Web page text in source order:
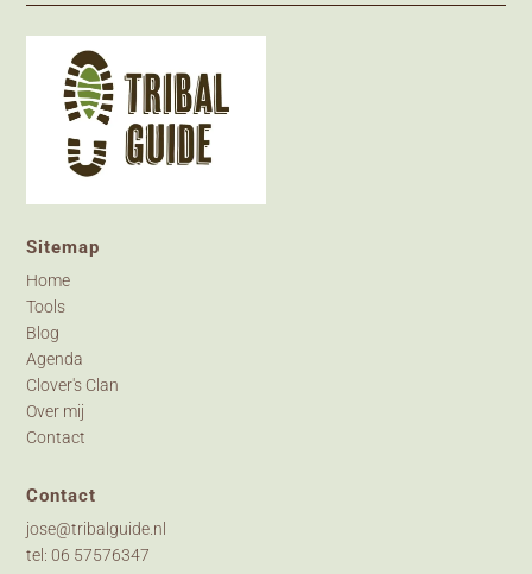
Sitemap
Home
Tools
Blog
Agenda
Clover's Clan
Over mij
Contact
Contact
jose@tribalguide.nl
tel: 06 57576347